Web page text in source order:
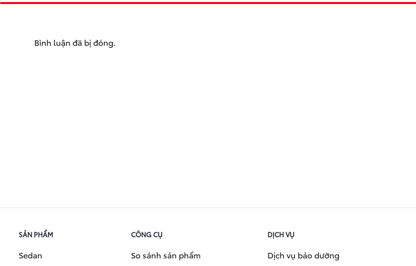
Bình luận đã bị đóng.
SẢN PHẨM
Sedan
CÔNG CỤ
So sánh sản phẩm
DỊCH VỤ
Dịch vụ bảo dưỡng